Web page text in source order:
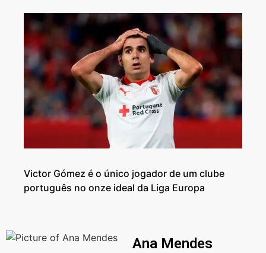
Victor Gómez é o único jogador de um clube
português no onze ideal da Liga Europa
Ana Mendes